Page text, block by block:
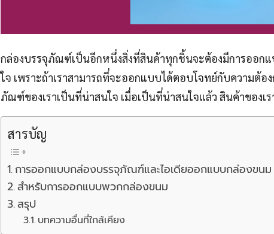
กล่องบรรจุภัณฑ์เป็นอีกหนึ่งสิ่งที่สินค้าทุกชิ้นจะต้องมีการออก
ใจ เพราะถ้าเราสามารถที่จะออกแบบได้ตอบโจทย์กับความต้อ
ภัณฑ์ของเราเป็นที่น่าสนใจ เมื่อเป็นที่น่าสนใจแล้ว สินค้าของเ
สารบัญ
การออกแบบกล่องบรรจุภัณฑ์และไอเดียออกแบบกล่องขนม
สำหรับการออกแบบพวกกล่องขนม
สรุป
บทความอื่นที่ใกล้เคียง